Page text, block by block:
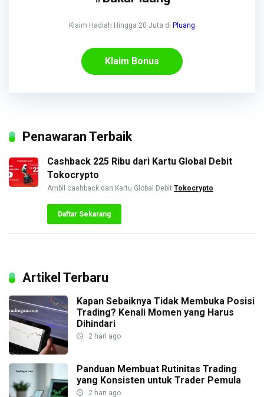
Klaim Hadiah Hingga 20 Juta di Pluang
Klaim Bonus
Penawaran Terbaik
Cashback 225 Ribu dari Kartu Global Debit
Tokocrypto
Ambil cashback dan Kartu Global Debit Tokocrypto
Daftar Sekarang
Artikel Terbaru
Kapan Sebaiknya Tidak Membuka Posisi
Trading? Kenali Momen yang Harus
Dihindari
2 hari ago
Panduan Membuat Rutinitas Trading
yang Konsisten untuk Trader Pemula
2 hari ago